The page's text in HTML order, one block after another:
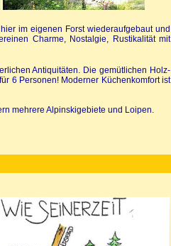
im eigenen Forst wiederaufgebaut und
Charme, Nostalgie, Rustikalität mit
Antiquitäten. Die gemütlichen Holz-
6 Personen! Moderner Küchenkomfort ist
mehrere Alpinskigebiete und Loipen.